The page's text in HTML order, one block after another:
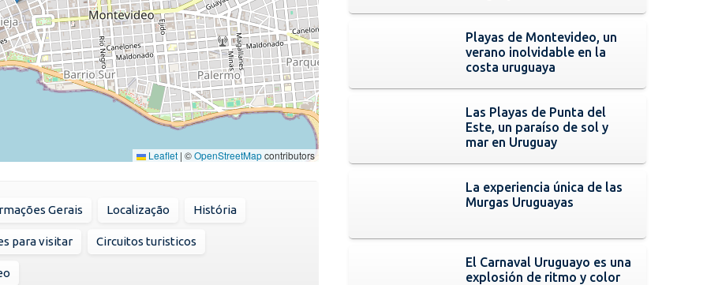
Leaflet | ©OpenStreetMapcontributors
Gerais Localização História
para visitar Circuitos turisticos
Playas de Montevideo, un
verano inolvidable en la
costa uruguaya
Las Playas de Punta del
Este, un paraíso de sol y
mar en Uruguay
La experiencia única de las
Murgas Uruguayas
El Carnaval Uruguayo es una
explosión de ritmo y color